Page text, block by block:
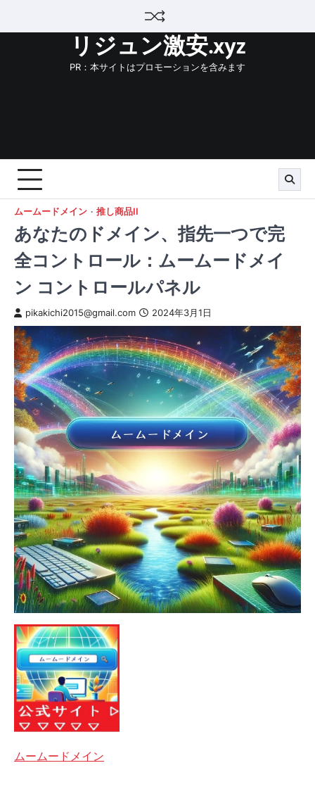
リジュン激安.xyz
PR：本サイトはプロモーションを含みます
ムームードメイン 推し商品II
あなたのドメイン、指先一つで完
全コントロール：ムームードメイ
ン コントロールパネル
pikakichi2015@gmail.com 2024年3月1日
ムームードメイン